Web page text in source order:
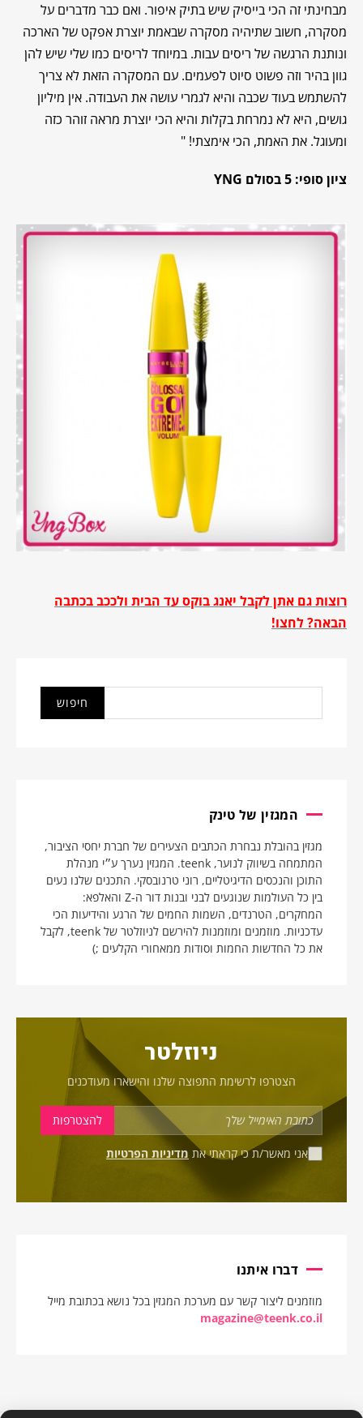
מבחינתי זה הכי בייסיק שיש בתיק איפור. ואם כבר מדברים על
מסקרה, חשוב שתיהיה מסקרה שבאמת יוצרת אפקט של הארכה
ונותנת הרגשה של ריסים עבות. במיוחד לריסים כמו שלי שיש להן
גוון בהיר וזה פשוט סיוט לפעמים. עם המסקרה הזאת לא צריך
להשתמש בעוד שכבה והיא לגמרי עושה את העבודה. אין מיליון
גושים, היא לא נמרחת בקלות והיא הכי יוצרת מראה זוהר כזה
ומעוגל. את האמת, הכי אימצתי! "
ציון סופי: 5 בסולם YNG
רוצות גם אתן לקבל יאנג בוקס עד הבית ולככב בכתבה
הבאה? לחצו!
המגזין של טינק
מגזין בהובלת נבחרת הכתבים הצעירים של חברת יחסי הציבור,
המתמחה בשיווק לנוער, teenk. המגזין נערך ע״י מנהלת
התוכן והנכסים הדיגיטליים, רוני טרנובסקי. התכנים שלנו נעים
בין כל העולמות שנוגעים לבני ובנות דור ה-Z והאלפא:
המחקרים, הטרנדים, השמות החמים של הרגע והידיעות הכי
עדכניות. מוזמנים ומוזמנות להירשם לניוזלטר של teenk, לקבל
את כל החדשות החמות וסודות ממאחורי הקלעים ;)
ניוזלטר
הצטרפו לרשימת התפוצה שלנו והישארו מעודכנים
אני מאשר/ת כי קראתי את מדיניות הפרטיות
דברו איתנו
מוזמנים ליצור קשר עם מערכת המגזין בכל נושא בכתובת מייל
magazine@teenk.co.il